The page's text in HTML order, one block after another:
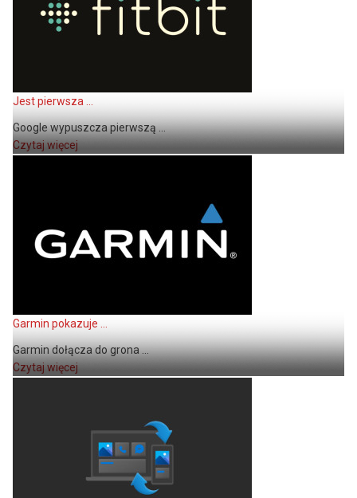
Jest pierwsza ...
Google wypuszcza pierwszą ...
Czytaj więcej
Garmin pokazuje ...
Garmin dołącza do grona ...
Czytaj więcej